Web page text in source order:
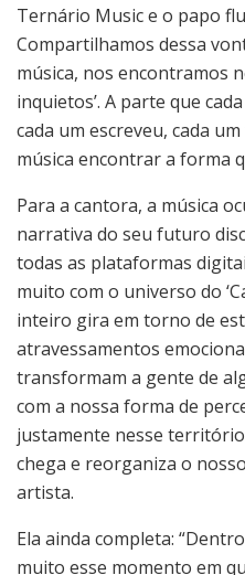
Ternário Music e o papo
Compartilhamos dessa
música, nos encontramos
inquietos’. A parte que
cada um escreveu, cada
música encontrar a forma
Para a cantora, a música
narrativa do seu futuro
todas as plataformas
muito com o universo do
inteiro gira em torno de
atravessamentos
transformam a gente de
com a nossa forma de
justamente nesse
chega e reorganiza o
artista.
Ela ainda completa:
muito esse momento em